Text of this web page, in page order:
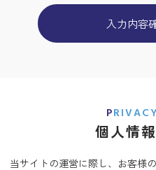
個人情
当サイトの運営に際し、お客様